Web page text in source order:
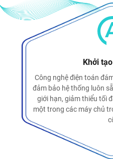
Khởi
Công nghệ điện toán
đảm bảo hệ thống luôn
giới hạn, giảm thiểu tối
một trong các máy chủ